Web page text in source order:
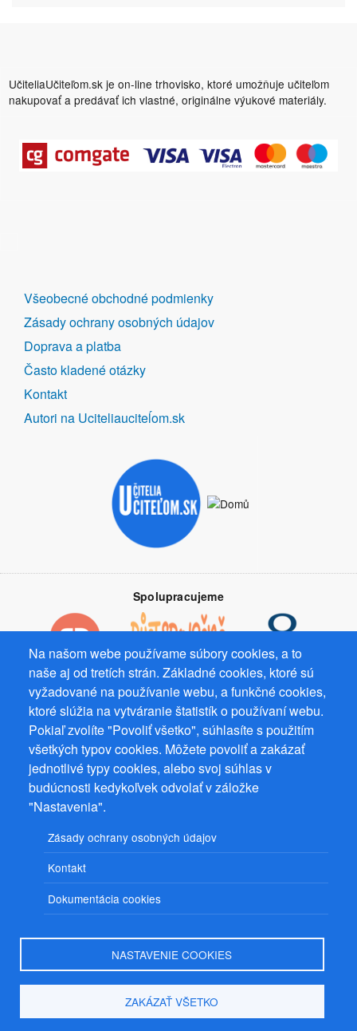
UčiteliaUčiteľom.sk je on-line trhovisko, ktoré umožňuje učiteľom
nakupovať a predávať ich vlastné, originálne výukové materiály.
Na našom webe používame súbory cookies, a to
naše aj od tretích strán. Základné cookies, ktoré sú
vyžadované na používanie webu, a funkčné cookies,
ktoré slúžia na vytváranie štatistík o používaní webu.
Pokiaľ zvolíte "Povoliť všetko", súhlasíte s použitím
všetkých typov cookies. Môžete povoliť a zakázať
jednotlivé typy cookies, alebo svoj súhlas v
budúcnosti kedykoľvek odvolať v záložke
"Nastavenia".
Zásady ochrany osobných údajov
Kontakt
Dokumentácia cookies
NASTAVENIE COOKIES
ZAKÁZAŤ VŠETKO
DALŠÍ
ODKAZY
Všeobecné obchodné podmienky
Zásady ochrany osobných údajov
Doprava a platba
Často kladené otázky
Kontakt
Autori na Uciteliauciteĺom.sk
Spolupracujeme
Prevádzkovateľ: Mgr. Bc. Žaneta Radimecká, MBA, Ostrov 256, 561
22 Ostrov, IČ 08993033, DIČ CZ9161263958
© 2026 PuzzleWebss.r.o.